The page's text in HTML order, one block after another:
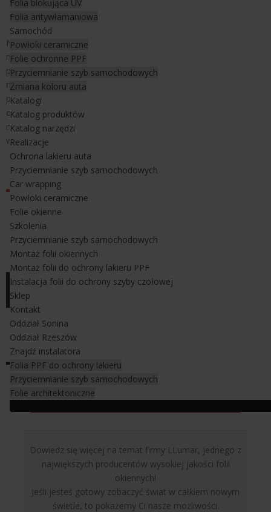
Folia blokująca UV
Folia antywłamaniowa
Samochód
Powłoki ceramiczne
Folie ochronne PPF
Przyciemnianie szyb samochodowych
Zmiana koloru auta
Katalogi
Katalog produktów
Katalog narzędzi
Realizacje
Ochrona lakieru auta
Przyciemnianie szyb samochodowych
Car wrapping
Powłoki ceramiczne
Folie okienne
Szkolenia
Przyciemnianie szyb samochodowych
Montaż folii okiennych
Montaż folii do ochrony lakieru PPF
Instalacja folii do ochrony szyby czołowej
Sklep
Kontakt
Oddział Sonina
Oddział Rzeszów
Znajdź instalatora
Folia PPF do ochrony lakieru
Przyciemnianie szyb samochodowych
Folie architektoniczne
Niezwykle przydatne akcesorium, pozwalające korzystać z
magnesówna powierzchniach niemagnetycznych
połóż na gładkiej niemagnetycznej powierzchni
następnie możesz korzystać z magnesów tak jak na metalowej
powierzchni. Można stosować ją na szkle, plastiku, aluminiowych
elementach samochodu, zderzakach. Mata magnetyczna bardzo
mocno trzyma się każdej gładkiej powierzchni. Co więcej jest
wielokrotnego użytku.
Wymiary maty magnetycznej Gecko Patch:
Dowiedz się więcej na temat firmy LLumar, jednego z
największych producentów wysokiej jakości folii
okiennych!
Jeśli jesteś gotowy zobaczyć świat w całkiem nowym
świetle, to pokażemy Ci nasze możliwości.